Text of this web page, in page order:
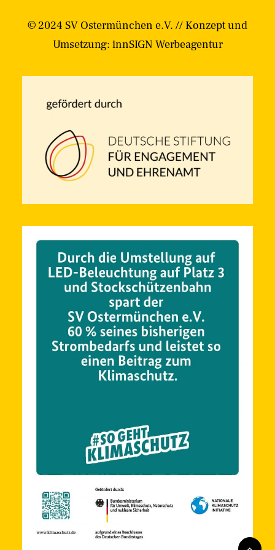
© 2024 SV Ostermünchen e.V. // Konzept und
Umsetzung: innSIGN Werbeagentur